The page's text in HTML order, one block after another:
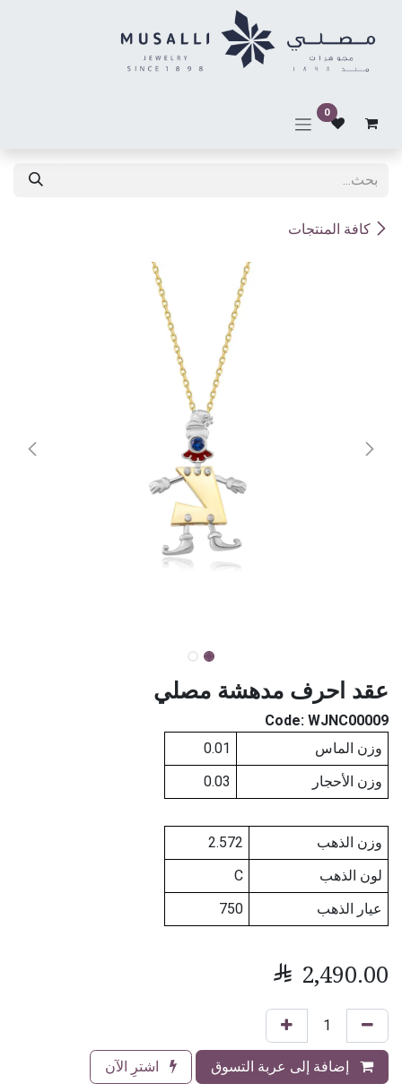
0
كافة المنتجات
عقد احرف مدهشة مصلي
Code: WJNC00009
وزن الماس
0.01
وزن الأحجار
0.03
وزن الذهب
2.572
لون الذهب
C
عيار الذهب
750
 2,490.00
إضافة إلى عربة التسوق اشترِ الآن